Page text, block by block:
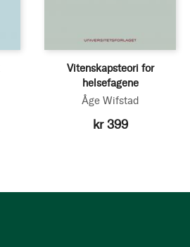
Vitenskapsteori for
helsefagene
Åge Wifstad
kr 399